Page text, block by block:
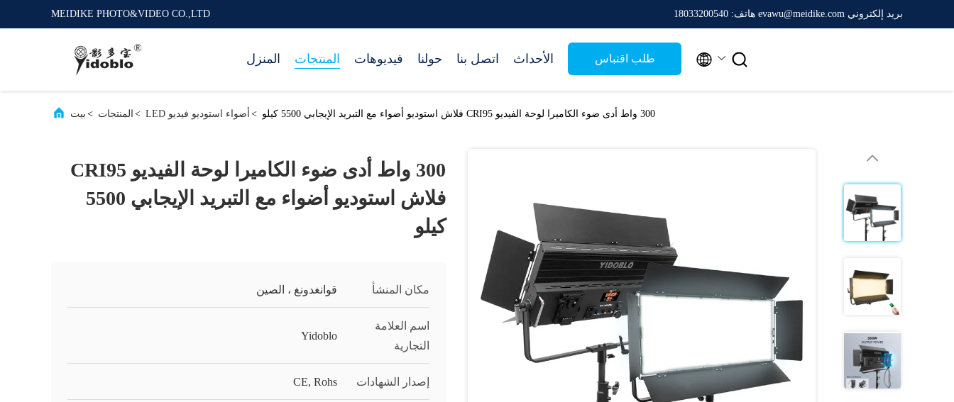
MEIDIKE PHOTO&VIDEO CO.,LTD بريد إلكتروني evawu@meidike.com هاتف: 18033200540
المنزل المنتجات فيديوهات حولنا اتصل بنا الأحداث طلب اقتباس  
بيت > المنتجات > أضواء استوديو فيديو LED > 300 واط أدى ضوء الكاميرا لوحة الفيديو CRI95 فلاش استوديو أضواء مع التبريد الإيجابي 5500 كيلو
300 واط أدى ضوء الكاميرا لوحة الفيديو CRI95
فلاش استوديو أضواء مع التبريد الإيجابي 5500
كيلو
مكان المنشأ قوانغدونغ ، الصين
اسم العلامة
التجارية
Yidoblo
إصدار الشهادات CE, Rohs